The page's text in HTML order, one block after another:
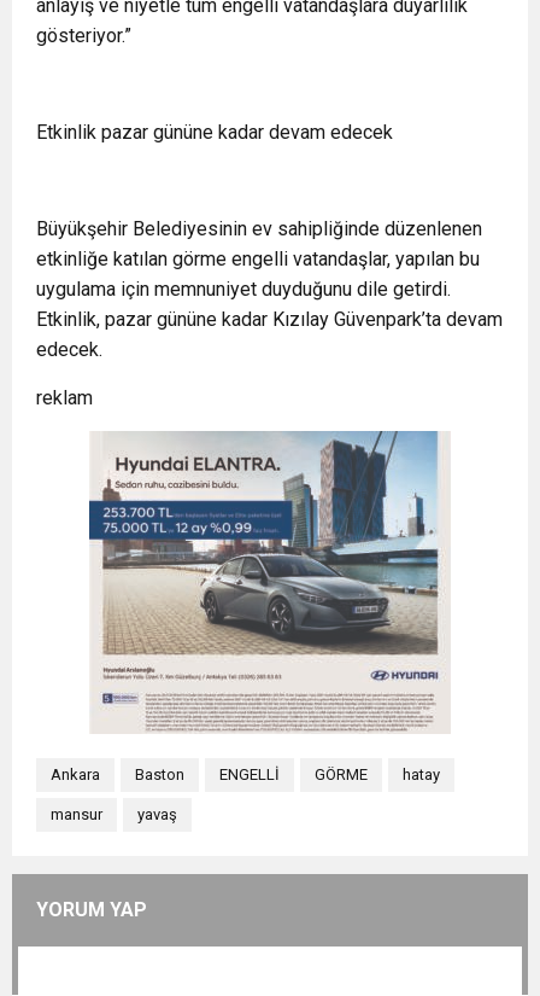
anlayış ve niyetle tüm engelli vatandaşlara duyarlılık
gösteriyor.”
Etkinlik pazar gününe kadar devam edecek
Büyükşehir Belediyesinin ev sahipliğinde düzenlenen
etkinliğe katılan görme engelli vatandaşlar, yapılan bu
uygulama için memnuniyet duyduğunu dile getirdi.
Etkinlik, pazar gününe kadar Kızılay Güvenpark’ta devam
edecek.
reklam
Ankara Baston ENGELLİ GÖRME hatay
mansur yavaş
YORUM YAP